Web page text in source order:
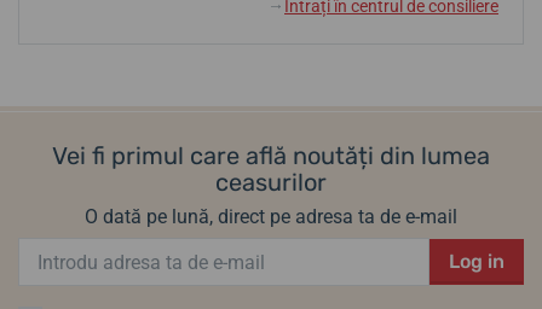
↓ Intrați în centrul de consiliere
Vei fi primul care află noutăți din lumea
ceasurilor
O dată pe lună, direct pe adresa ta de e-mail
Log in